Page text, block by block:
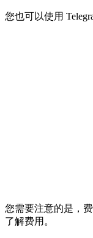
您也可以使用
您需要注意的是，
了解费用。